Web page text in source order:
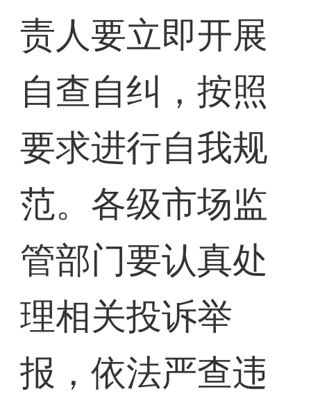
责人要立即开展
自查自纠，按照
要求进行自我规
范。各级市场监
管部门要认真处
理相关投诉举
报，依法严查违